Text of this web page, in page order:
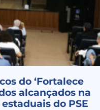
do ‘Fortalece
alcançados na
do PSE